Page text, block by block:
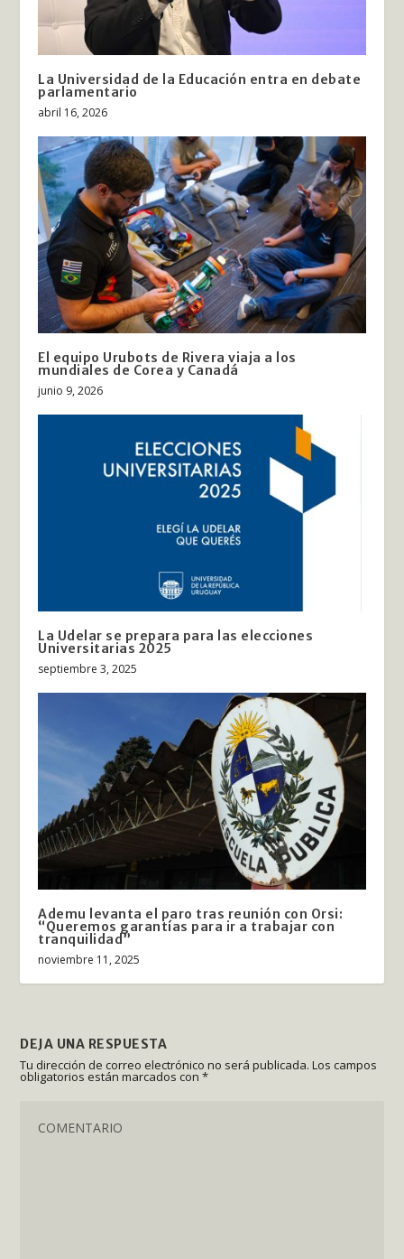
La Universidad de la Educación entra en debate
parlamentario
abril 16, 2026
El equipo Urubots de Rivera viaja a los
mundiales de Corea y Canadá
junio 9, 2026
La Udelar se prepara para las elecciones
Universitarias 2025
septiembre 3, 2025
Ademu levanta el paro tras reunión con Orsi:
“Queremos garantías para ir a trabajar con
tranquilidad”
noviembre 11, 2025
DEJA UNA RESPUESTA
Tu dirección de correo electrónico no será publicada. Los campos
obligatorios están marcados con*